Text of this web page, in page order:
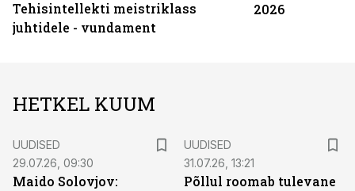
Tehisintellekti meistriklass
juhtidele - vundament
2026
HETKEL KUUM
UUDISED
29.07.26, 09:30
Maido Solovjov:
UUDISED
31.07.26, 13:21
Põllul roomab tulevane